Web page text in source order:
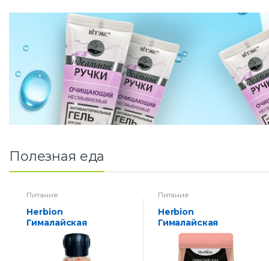
Полезная еда
Питание
Herbion
Гималайская
розовая соль,
пищевая крупная,
натуральная, 225 г
Питание
Herbion
Гималайская
розовая соль,
пищевая, мелкий
помол (0,3–0,5 мм), 1